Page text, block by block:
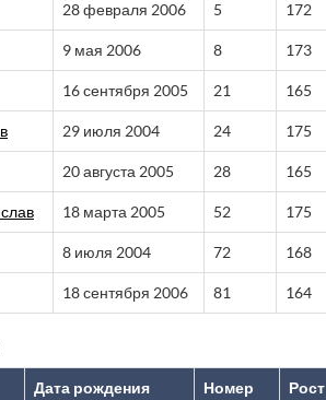
28 февраля 2006 5 172
9 мая 2006 8 173
16 сентября 2005 21 165
29 июля 2004 24 175
20 августа 2005 28 165
18 марта 2005 52 175
8 июля 2004 72 168
18 сентября 2006 81 164
Дата рождения Номер Рост